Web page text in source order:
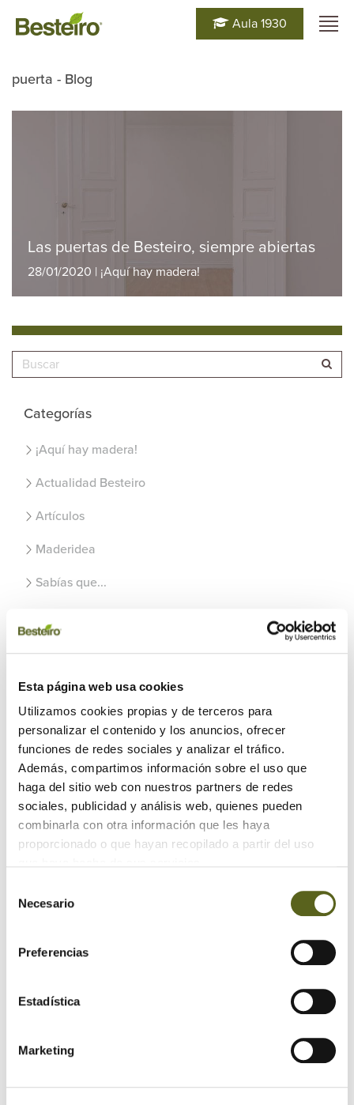
Esta página web usa cookies
Utilizamos cookies propias y de terceros para
personalizar el contenido y los anuncios, ofrecer
funciones de redes sociales y analizar el tráfico.
Además, compartimos información sobre el uso que
haga del sitio web con nuestros partners de redes
sociales, publicidad y análisis web, quienes pueden
combinarla con otra información que les haya
proporcionado o que hayan recopilado a partir del uso
Necesario
Preferencias
Estadística
Marketing
Aula 1930
puerta - Blog
Las puertas de Besteiro, siempre abiertas
28/01/2020 | ¡Aquí hay madera!
Categorías
¡Aquí hay madera!
Actualidad Besteiro
Artículos
Maderidea
Sabías que...
Usos de la madera en el exterior del hogar
Revestimientos de madera para fachadas con estilo
Maximizando el espacio: Armarios y cajones debajo de
las escaleras
Archivo
2023
2020
2019